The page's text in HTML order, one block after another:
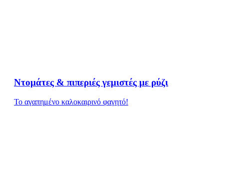
Ντομάτες & πιπεριές γεμιστές με ρύζι
Το αγαπημένο καλοκαιρινό φαγητό!